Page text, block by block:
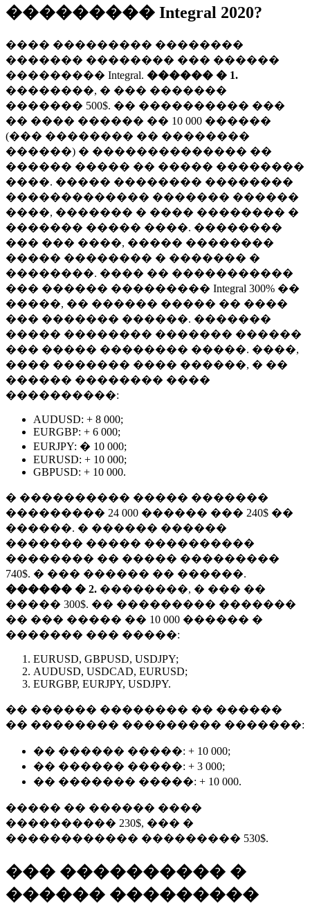
��������� Integral 2020?
���� ��������� ��������
������� �������� ��� ������
��������� Integral. ������ � 1.
��������, � ��� �������
������� 500$. �� ���������� ���
�� ���� ������ �� 10 000 ������
(��� �������� �� ��������
������) � �������������� ��
������ ����� �� ����� ��������
����. ����� �������� ��������
������������� ������� ������
����, ������� � ���� �������� �
������� ����� ����. ��������
��� ��� ����, ����� ��������
����� �������� � ������� �
��������. ���� �� �����������
��� ������ ��������� Integral 300% ��
�����, �� ������ ����� �� ����
��� ������� ������. �������
����� �������� ������� ������
��� ����� �������� �����. ����,
���� ������� ���� ������, � ��
������ �������� ����
����������:
AUDUSD: + 8 000;
EURGBP: + 6 000;
EURJPY: � 10 000;
EURUSD: + 10 000;
GBPUSD: + 10 000.
� ���������� ����� �������
��������� 24 000 ������ ��� 240$ ��
������. � ������ ������
������� ����� ����������
�������� �� ����� ���������
740$. � ��� ������ �� ������.
������ � 2. ��������, � ��� ��
����� 300$. �� ��������� �������
�� ��� ����� �� 10 000 ������ �
������� ��� �����:
EURUSD, GBPUSD, USDJPY;
AUDUSD, USDCAD, EURUSD;
EURGBP, EURJPY, USDJPY.
�� ������ �������� �� ������
�� �������� ��������� �������:
�� ������ �����: + 10 000;
�� ������ �����: + 3 000;
�� ������� �����: + 10 000.
����� �� ������ ����
���������� 230$, ��� �
������������ ��������� 530$.
��� ���������� �
������ ���������